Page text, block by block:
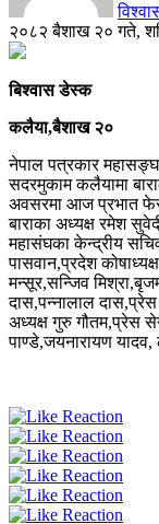
२०८२ बैशाख २० गते,
बिश्वास डेस्क
कलैया,बैशाख २०
नेपाल पत्रकार
सदरमुकाम कलैयामा
अवसरमा आज प्रभात
बाराका अध्यक्ष रमेश
महासंघका केन्द्रीय
पासवान,प्रदेश
मन्सूर,सन्जिव
दास,पन्नालाल
अध्यक्ष गुरु गौतम,प्रेस
पाण्डे,जयनारायण